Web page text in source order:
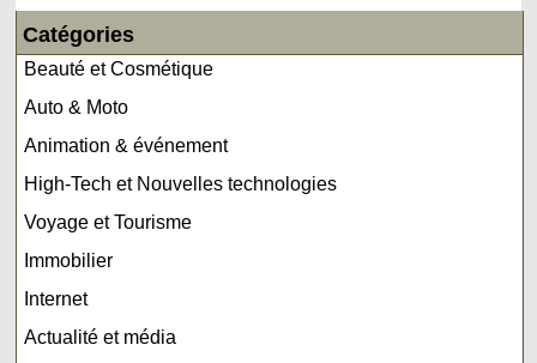
Catégories
Beauté et Cosmétique
Auto & Moto
Animation & événement
High-Tech et Nouvelles technologies
Voyage et Tourisme
Immobilier
Internet
Actualité et média